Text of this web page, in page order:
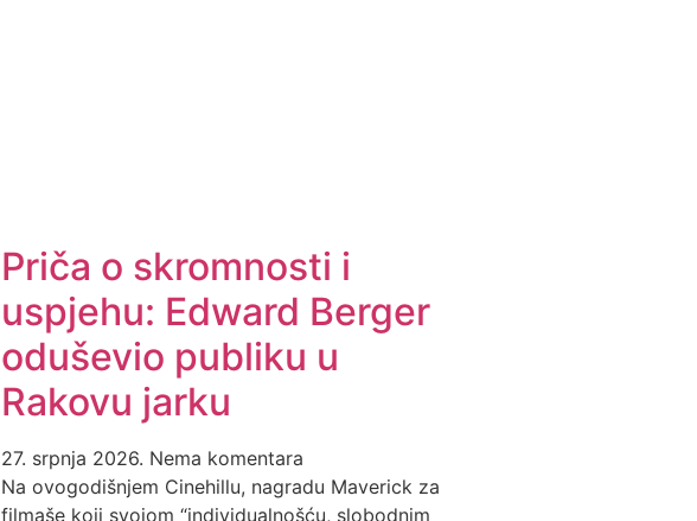
Priča o skromnosti i
uspjehu: Edward Berger
oduševio publiku u
Rakovu jarku
27. srpnja 2026. Nema komentara
Na ovogodišnjem Cinehillu, nagradu Maverick za
filmaše koji svojom “individualnošću, slobodnim